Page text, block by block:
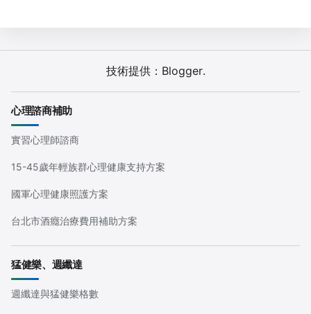
技術提供： Blogger.
心理諮商補助
實習心理師諮商
15-45歲年輕族群心理健康支持方案
國軍心理健康照護方案
台北市酒癮治療費用補助方案
猛健樂、週纖達
週纖達與猛健樂格數